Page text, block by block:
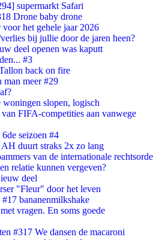
supermarkt Safari
Drone baby drone
het gehele jaar 2026
bij jullie door de jaren heen?
deel openen was kaputt
#3
back on fire
meer #29
slopen, logisch
FIFA-competities aan vanwege
seizoen #4
duurt straks 2x zo lang
van de internationale rechtsorde
relatie kunnen vergeven?
deel
"Fleur" door het leven
bananenmilkshake
vragen. En soms goede
#317 We dansen de macaroni